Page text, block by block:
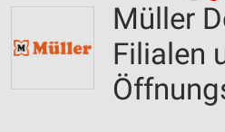
Müller
Filialen